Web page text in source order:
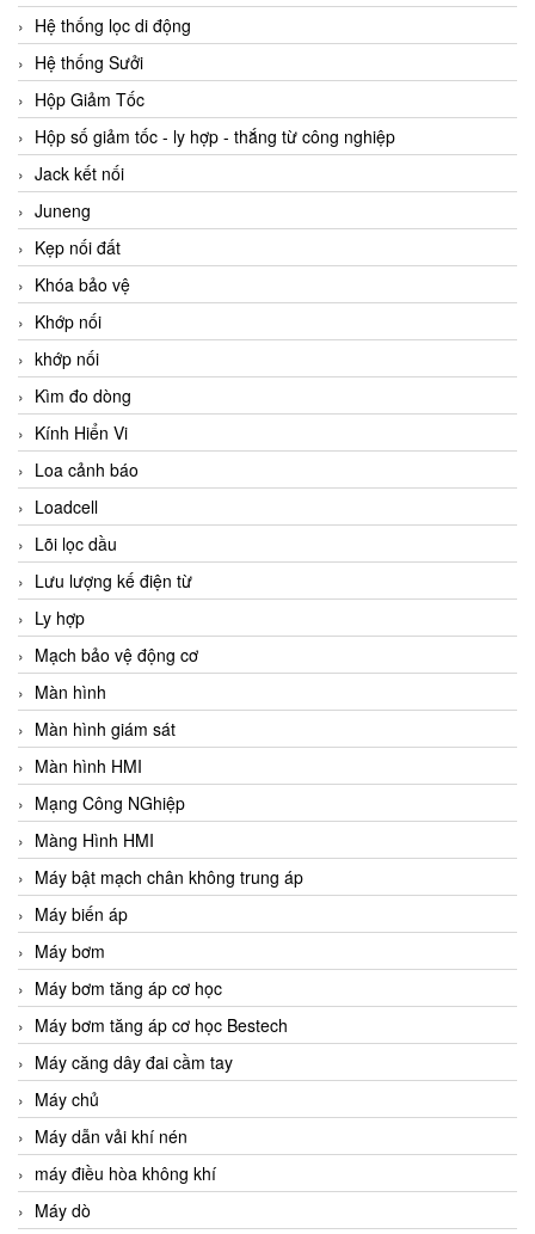
Hệ thống lọc di động
Hệ thống Sưởi
Hộp Giảm Tốc
Hộp số giảm tốc - ly hợp - thắng từ công nghiệp
Jack kết nối
Juneng
Kẹp nối đất
Khóa bảo vệ
Khớp nối
khớp nối
Kìm đo dòng
Kính Hiển Vi
Loa cảnh báo
Loadcell
Lõi lọc dầu
Lưu lượng kế điện từ
Ly hợp
Mạch bảo vệ động cơ
Màn hình
Màn hình giám sát
Màn hình HMI
Mạng Công NGhiệp
Màng Hình HMI
Máy bật mạch chân không trung áp
Máy biến áp
Máy bơm
Máy bơm tăng áp cơ học
Máy bơm tăng áp cơ học Bestech
Máy căng dây đai cầm tay
Máy chủ
Máy dẫn vải khí nén
máy điều hòa không khí
Máy dò